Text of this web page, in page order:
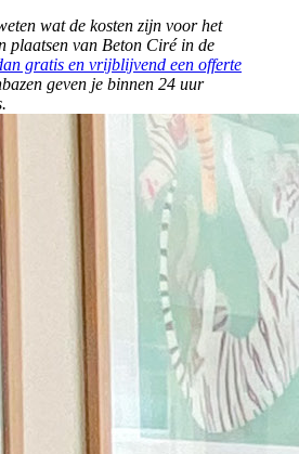
wat de kosten zijn voor het
plaatsen van Beton Ciré in de
gratis en vrijblijvend een offerte
geven je binnen 24 uur